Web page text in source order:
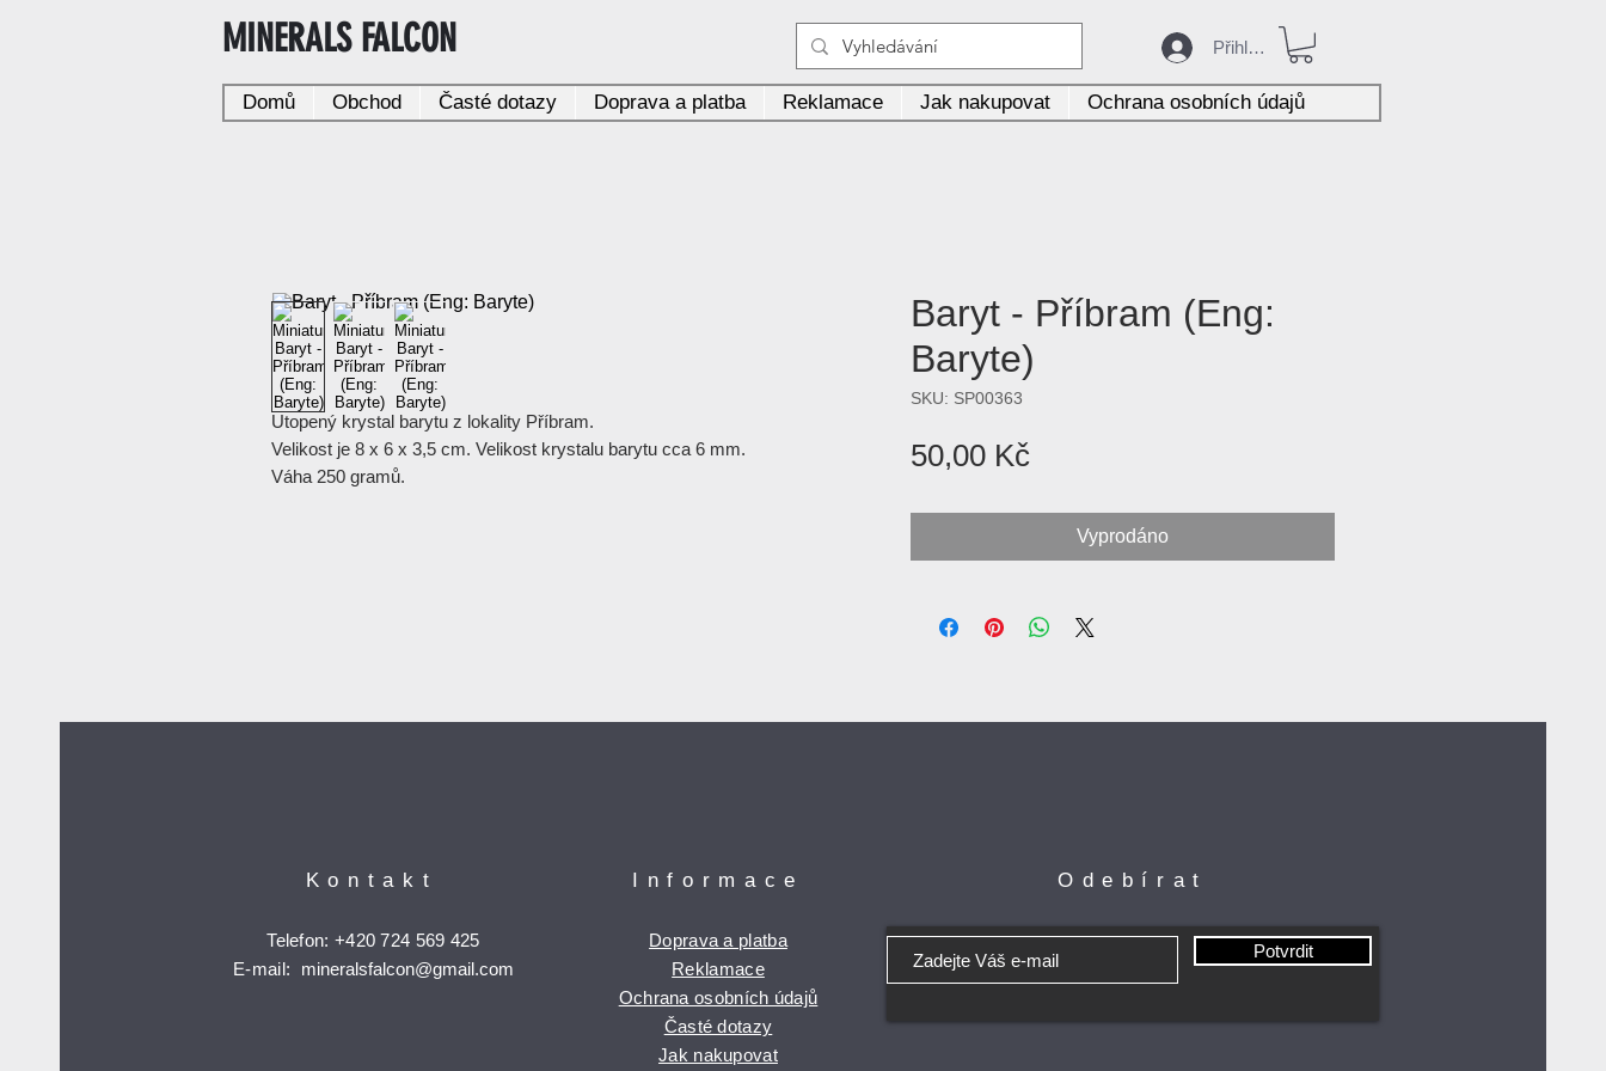
MINERALS FALCON Přihlásit
Domů Obchod Časté dotazy Doprava a platba Reklamace Jak nakupovat Ochrana osobních údajů
Utopený krystal barytu z lokality Příbram.
Velikost je 8 x 6 x 3,5 cm. Velikost krystalu barytu cca 6 mm.
Váha 250 gramů.
Baryt - Příbram (Eng:
Baryte)
SKU: SP00363
50,00 KčCena
Vyprodáno
Kontakt
Telefon: +420 724 569 425
E-mail: mineralsfalcon@gmail.com
Informace
Doprava a platba
Reklamace
Ochrana osobních údajů
Časté dotazy
Jak nakupovat
Odebírat
Potvrdit